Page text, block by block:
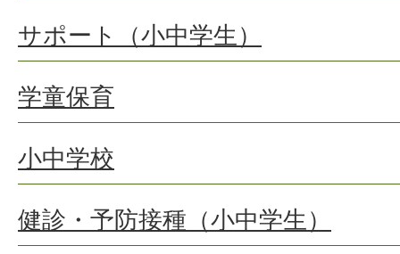
サポート（小中学生）
学童保育
小中学校
健診・予防接種（小中学生）